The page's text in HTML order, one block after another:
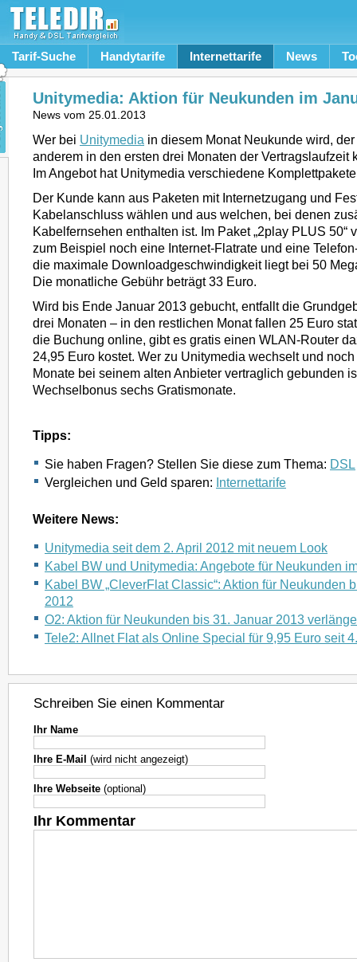
Tarif-Suche Handytarife Internettarife News
Unitymedia: Aktion für Neukunden im
News vom 25.01.2013
Wer bei Unitymedia in diesem Monat Neukunde wird,
anderem in den ersten drei Monaten der Vertragslaufzeit
Im Angebot hat Unitymedia verschiedene
Der Kunde kann aus Paketen mit Internetzugang und
Kabelanschluss wählen und aus welchen, bei denen
Kabelfernsehen enthalten ist. Im Paket „2play PLUS 50“
zum Beispiel noch eine Internet-Flatrate und eine
die maximale Downloadgeschwindigkeit liegt bei 50
Die monatliche Gebühr beträgt 33 Euro.
Wird bis Ende Januar 2013 gebucht, entfallt die
drei Monaten – in den restlichen Monat fallen 25 Euro
die Buchung online, gibt es gratis einen WLAN-Router
24,95 Euro kostet. Wer zu Unitymedia wechselt und
Monate bei seinem alten Anbieter vertraglich gebunden
Wechselbonus sechs Gratismonate.
Tipps:
Sie haben Fragen? Stellen Sie diese zum Thema: DSL
Vergleichen und Geld sparen: Internettarife
Weitere News:
Unitymedia seit dem 2. April 2012 mit neuem Look
Kabel BW und Unitymedia: Angebote für Neukunden
Kabel BW „CleverFlat Classic“: Aktion für Neukunden
2012
O2: Aktion für Neukunden bis 31. Januar 2013
Tele2: Allnet Flat als Online Special für 9,95 Euro seit
Schreiben Sie einen Kommentar
Ihr Name
Ihre E-Mail (wird nicht angezeigt)
Ihre Webseite (optional)
Ihr Kommentar